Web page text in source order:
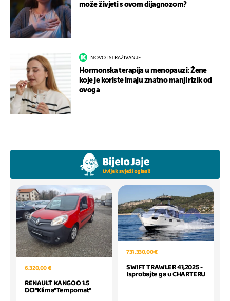
može živjeti s ovom dijagnozom?
NOVO ISTRAŽIVANJE
Hormonska terapija u menopauzi: Žene
koje je koriste imaju znatno manji rizik od
ovoga
6.320,00 €
RENAULT KANGOO 1.5
DCI*Klima*Tempomat*
731.330,00 €
SWIFT TRAWLER 41,2025 -
Isprobajte ga u CHARTERU